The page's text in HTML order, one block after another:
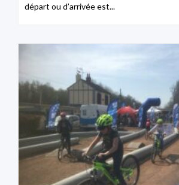
départ ou d’arrivée est...